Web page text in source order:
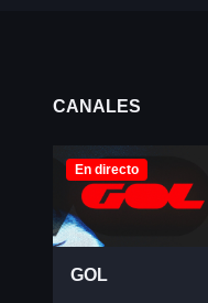
CANALES
En directo
GOL